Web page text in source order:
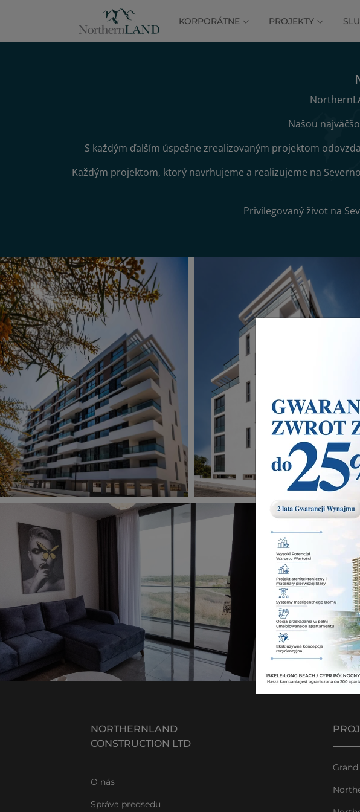
KORPORÁTNE PROJEKTY
Našou
S každým ďalším úspešne zrealizovaným projektom
Každým projektom, ktorý navrhujeme a realizujeme na
Privilegovaný život na
NORTHERNLAND
CONSTRUCTION LTD
O nás
Správa predsedu